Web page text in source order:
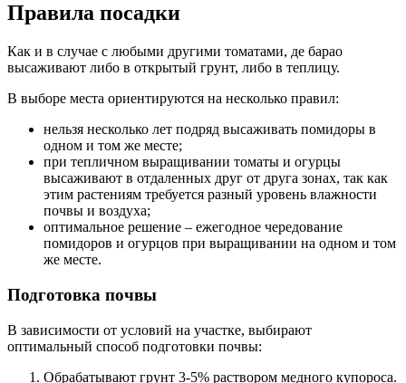
Правила посадки
Как и в случае с любыми другими томатами, де барао
высаживают либо в открытый грунт, либо в теплицу.
В выборе места ориентируются на несколько правил:
нельзя несколько лет подряд высаживать помидоры в
одном и том же месте;
при тепличном выращивании томаты и огурцы
высаживают в отдаленных друг от друга зонах, так как
этим растениям требуется разный уровень влажности
почвы и воздуха;
оптимальное решение – ежегодное чередование
помидоров и огурцов при выращивании на одном и том
же месте.
Подготовка почвы
В зависимости от условий на участке, выбирают
оптимальный способ подготовки почвы:
Обрабатывают грунт 3-5% раствором медного купороса.